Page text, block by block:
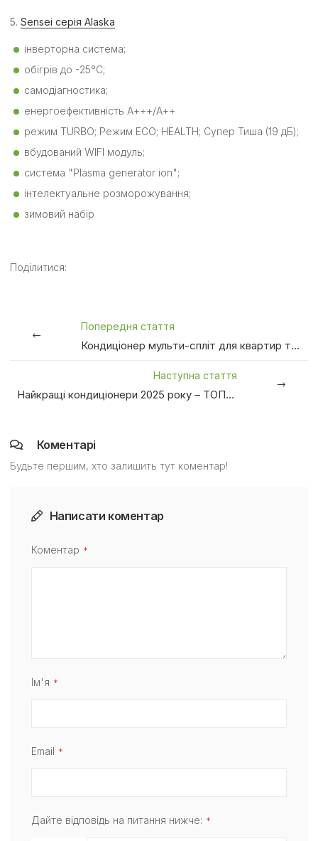
5. Sensei серія Alaska
інверторна система;
обігрів до -25°C;
самодіагностика;
енергоефективність А+++/А++
режим TURBO; Режим ECO; HEALTH; Супер Тиша (19 дБ);
вбудований WIFI модуль;
система "Plasma generator ion";
інтелектуальне розморожування;
зимовий набір
Поділитися:
Попередня стаття
Кондиціонер мульти-спліт для квартир та новобудов
Наступна стаття
Найкращі кондиціонери 2025 року – ТОП-10 моделей для комфортного клімату
Коментарі
Будьте першим, хто залишить тут коментар!
Написати коментар
Коментар
Ім'я
Email
Дайте відповідь на питання нижче: